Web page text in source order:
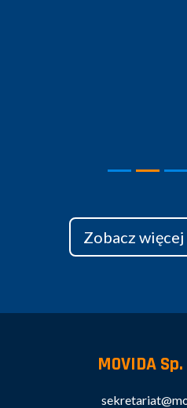
Zobacz
MOVIDA